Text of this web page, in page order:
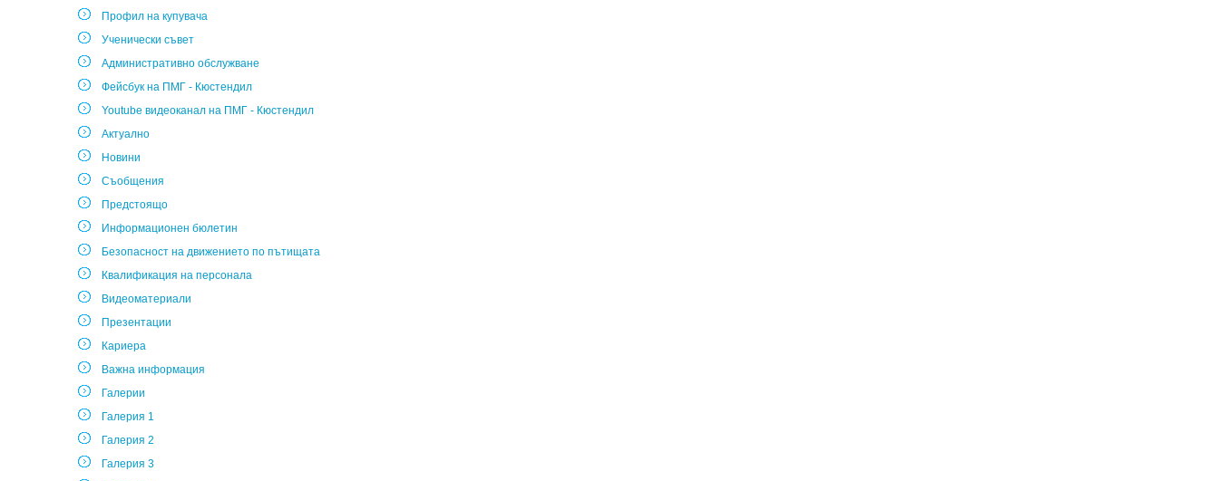
Профил на купувача
Ученически съвет
Административно обслужване
Фейсбук на ПМГ - Кюстендил
Youtube видеоканал на ПМГ - Кюстендил
Актуално
Новини
Съобщения
Предстоящо
Информационен бюлетин
Безопасност на движението по пътищата
Квалификация на персонала
Видеоматериали
Презентации
Кариера
Важна информация
Галерии
Галерия 1
Галерия 2
Галерия 3